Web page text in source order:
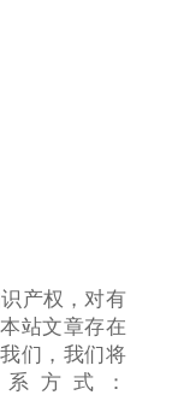
产权，对有
站文章存在
们，我们将
方式：